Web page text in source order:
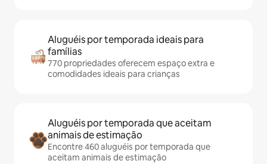
Aluguéis por temporada ideais para
famílias
770 propriedades oferecem espaço extra e
comodidades ideais para crianças
Aluguéis por temporada que aceitam
animais de estimação
Encontre 460 aluguéis por temporada que
aceitam animais de estimação